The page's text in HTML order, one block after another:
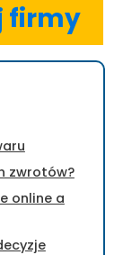
firmy
zwrotów?
online a